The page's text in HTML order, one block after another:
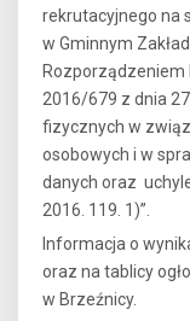
rekrutacyjnego na
w Gminnym
Rozporządzeniem
2016/679 z dnia
fizycznych w
osobowych i w
danych oraz
2016. 119. 1)”.
Informacja o
oraz na tablicy
w Brzeźnicy.